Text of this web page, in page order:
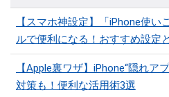
【スマホ神設定】「iPhone使
ルで便利になる！おすすめ設定
【Apple裏ワザ】iPhone“隠れア
対策も！便利な活用術3選